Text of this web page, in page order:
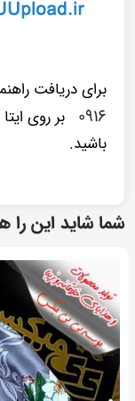
برای دریافت
۰۹۱۶ بر روی
باشید.
شما شاید این